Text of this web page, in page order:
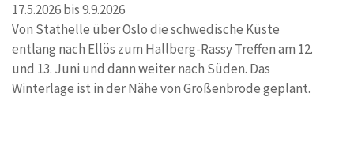
17.5.2026 bis 9.9.2026
Von Stathelle über Oslo die schwedische Küste
entlang nach Ellös zum Hallberg-Rassy Treffen am 12.
und 13. Juni und dann weiter nach Süden. Das
Winterlage ist in der Nähe von Großenbrode geplant.